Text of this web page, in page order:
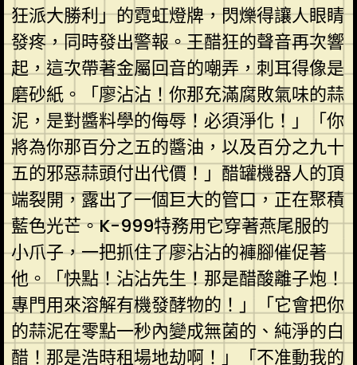
狂派大勝利」的霓虹燈牌，閃爍得讓人眼睛
發疼，同時發出警報。王醋狂的聲音再次響
起，這次帶著金屬回音的嘲弄，刺耳得像是
磨砂紙。「廖沾沾！你那充滿腐敗氣味的蒜
泥，是對醬料學的侮辱！必須淨化！」「你
將為你那百分之五的醬油，以及百分之九十
五的邪惡蒜頭付出代價！」醋罐機器人的頂
端裂開，露出了一個巨大的管口，正在聚積
藍色光芒。K-999特務用它穿著燕尾服的
小爪子，一把抓住了廖沾沾的褲腳催促著
他。「快點！沾沾先生！那是醋酸離子炮！
專門用來溶解有機發酵物的！」「它會把你
的蒜泥在零點一秒內變成無菌的、純淨的白
醋！那是浩時租場地劫啊！」「不准動我的